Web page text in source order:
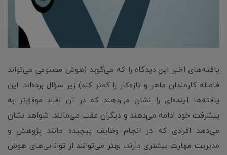
یافته‌های اخیر این دیدگاه را که می‌گوید (هوش مصنوعی می‌تواند
فاصله کارمندان ماهر و تازه‌کار را کمتر کند) زیر سؤال برده‌اند. این
یافته‌ها آینده‌ای را نشان می‌دهند که در آن افراد موفق‌تر به
پیشرفت خود ادامه می‌دهند و دیگران عقب می‌مانند. شواهد نشان
می‌دهد افرادی که در انجام وظایف پیچیده مانند پژوهش و
مدیریت مهارت بیشتری دارند، بهتر می‌توانند از توانایی‌های هوش